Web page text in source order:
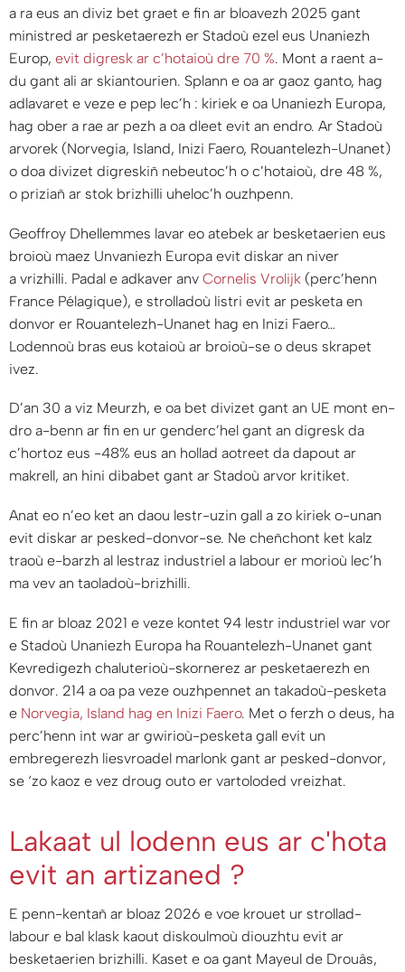
a ra eus an diviz bet graet e fin ar bloavezh 2025 gant
ministred ar pesketaerezh er Stadoù ezel eus Unaniezh
Europ, evit digresk ar c’hotaioù dre 70 %. Mont a raent a-
du gant ali ar skiantourien. Splann e oa ar gaoz ganto, hag
adlavaret e veze e pep lec’h : kiriek e oa Unaniezh Europa,
hag ober a rae ar pezh a oa dleet evit an endro. Ar Stadoù
arvorek (Norvegia, Island, Inizi Faero, Rouantelezh-Unanet)
o doa divizet digreskiñ nebeutoc’h o c’hotaioù, dre 48 %,
o priziañ ar stok brizhilli uheloc’h ouzhpenn.
Geoffroy Dhellemmes lavar eo atebek ar besketaerien eus
broioù maez Unvaniezh Europa evit diskar an niver
a vrizhilli. Padal e adkaver anv Cornelis Vrolijk(perc’henn
France Pélagique), e strolladoù listri evit ar pesketa en
donvor er Rouantelezh-Unanet hag en Inizi Faero…
Lodennoù bras eus kotaioù ar broioù-se o deus skrapet
ivez.
D’an 30 a viz Meurzh, e oa bet divizet gant an UE mont en-
dro a-benn ar fin en ur genderc’hel gant an digresk da
c’hortoz eus -48% eus an hollad aotreet da dapout ar
makrell, an hini dibabet gant ar Stadoù arvor kritiket.
Anat eo n’eo ket an daou lestr-uzin gall a zo kiriek o-unan
evit diskar ar pesked-donvor-se. Ne cheñchont ket kalz
traoù e-barzh al lestraz industriel a labour er morioù lec’h
ma vev an taoladoù-brizhilli.
E fin ar bloaz 2021 e veze kontet 94 lestr industriel war vor
e Stadoù Unaniezh Europa ha Rouantelezh-Unanet gant
Kevredigezh chaluterioù-skornerez ar pesketaerezh en
donvor. 214 a oa pa veze ouzhpennet an takadoù-pesketa
e Norvegia, Island hag en Inizi Faero. Met o ferzh o deus, ha
perc’henn int war ar gwirioù-pesketa gall evit un
embregerezh liesvroadel marlonk gant ar pesked-donvor,
se ‘zo kaoz e vez droug outo er vartoloded vreizhat.
Lakaat ul lodenn eus ar c'hota
evit an artizaned ?
E penn-kentañ ar bloaz 2026 e voe krouet ur strollad-
labour e bal klask kaout diskoulmoù diouzhtu evit ar
besketaerien brizhilli. Kaset e oa gant Mayeul de Drouâs,